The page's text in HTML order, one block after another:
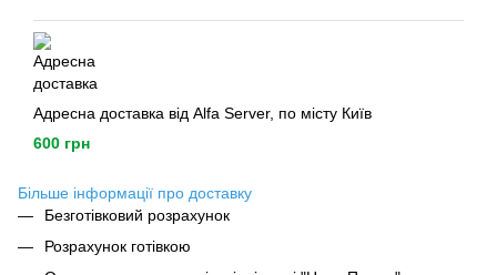
Адресна доставка від Alfa Server, по місту Київ
600 грн
Більше інформації про доставку
Безготівковий розрахунок
Розрахунок готівкою